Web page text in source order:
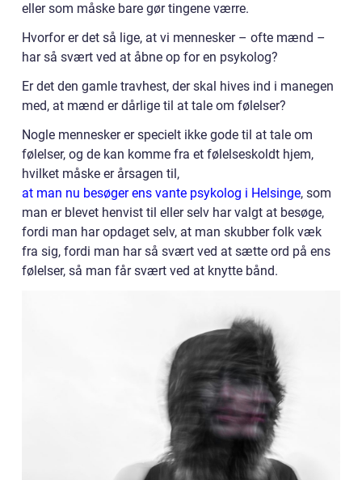
eller som måske bare gør tingene værre.
Hvorfor er det så lige, at vi mennesker – ofte mænd –
har så svært ved at åbne op for en psykolog?
Er det den gamle travhest, der skal hives ind i manegen
med, at mænd er dårlige til at tale om følelser?
Nogle mennesker er specielt ikke gode til at tale om
følelser, og de kan komme fra et følelseskoldt hjem,
hvilket måske er årsagen til,
at man nu besøger ens vante psykolog i Helsinge, som
man er blevet henvist til eller selv har valgt at besøge,
fordi man har opdaget selv, at man skubber folk væk
fra sig, fordi man har så svært ved at sætte ord på ens
følelser, så man får svært ved at knytte bånd.